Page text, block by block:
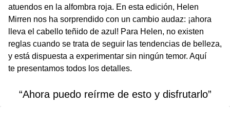
atuendos en la alfombra roja. En esta edición, Helen
Mirren nos ha sorprendido con un cambio audaz: ¡ahora
lleva el cabello teñido de azul! Para Helen, no existen
reglas cuando se trata de seguir las tendencias de belleza,
y está dispuesta a experimentar sin ningún temor. Aquí
te presentamos todos los detalles.
“Ahora puedo reírme de esto y disfrutarlo”